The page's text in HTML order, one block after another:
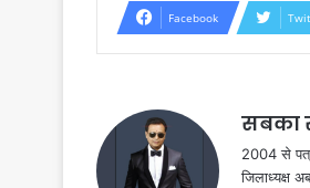
Facebook
सबका
2004 से
जिलाध्यक्ष